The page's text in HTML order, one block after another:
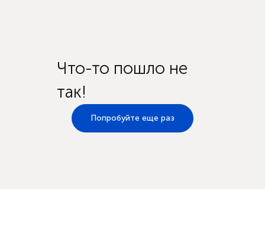
Что-то пошло не
так!
Попробуйте еще раз